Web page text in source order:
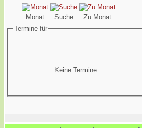
Monat Suche
Zu Monat
Termine für
Keine Termine